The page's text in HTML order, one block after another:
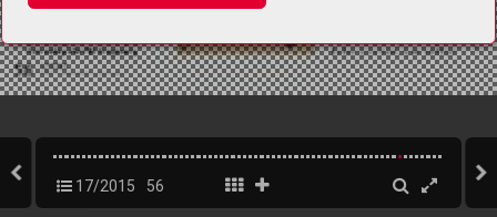
17/2015 56